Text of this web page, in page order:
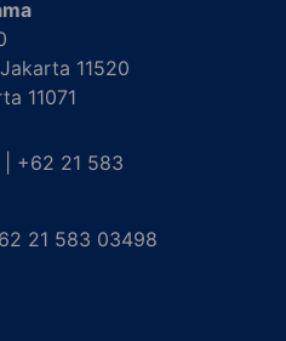
11520
11071
+62 21 583
21 583 03498